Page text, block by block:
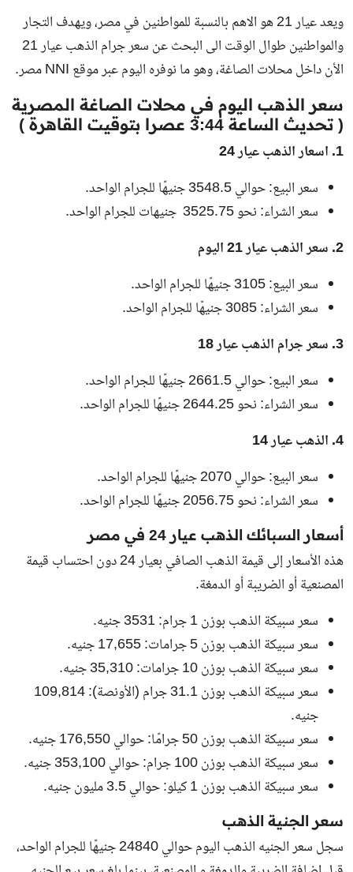
ويعد عيار 21 هو الاهم بالنسبة للمواطنين في مصر، ويهدف التجار
والمواطنين طوال الوقت الى البحث عن سعر
جرام الذهب عيار 21
الأنداخل محلات الصاغة، وهو ما نوفره اليوم عبر موقع NNI مصر.
سعر الذهب اليوم في محلات الصاغة المصرية
( تحديث الساعة 3:44 عصرا بتوقيت القاهرة )
1. اسعار الذهب عيار 24
سعر البيع: حوالي3548.5جنيهًا للجرام الواحد.
سعر الشراء: نحو3525.75 جنيهات للجرام الواحد.
2. سعر الذهب عيار 21 اليوم
سعر البيع:3105جنيهًا للجرام الواحد.
سعر الشراء:3085جنيهًا للجرام الواحد.
3. سعر جرام الذهب عيار 18
سعر البيع: حوالي2661.5جنيهًا للجرام الواحد.
سعر الشراء: نحو2644.25جنيهًا للجرام الواحد.
4. الذهب عيار 14
سعر البيع: حوالي2070جنيهًا للجرام الواحد.
سعر الشراء: نحو2056.75جنيهًا للجرام الواحد.
أسعار السبائك الذهب عيار 24 في مصر
هذه الأسعار إلى قيمة الذهب الصافي بعيار 24 دون احتساب قيمة
المصنعية أو الضريبة أو الدمغة.
سعر سبيكة الذهب بوزن 1 جرام: 3531 جنيه.
سعر سبيكة الذهب بوزن 5 جرامات: 17,655 جنيه.
سعر سبيكة الذهب بوزن 10 جرامات: 35,310 جنيه.
سعر سبيكة الذهب بوزن 31.1 جرام (الأونصة): 109,814
جنيه.
سعر سبيكة الذهب بوزن 50 جرامًا: حوالي 176,550 جنيه.
سعر سبيكة الذهب بوزن 100 جرام: حوالي 353,100 جنيه.
سعر سبيكة الذهب بوزن 1 كيلو: حوالي 3.5 مليون جنيه.
سعر الجنية الذهب
سجل سعر الجنيه الذهب اليوم حوالي24840جنيهًا للجرام الواحد،